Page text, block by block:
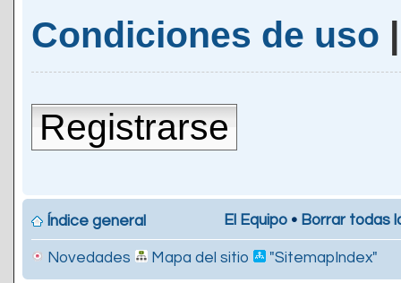
Condiciones de uso
Registrarse
Índice general El Equipo • Borrar todas
Novedades Mapa del sitio "SitemapIndex"